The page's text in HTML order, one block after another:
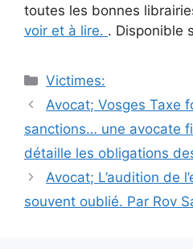
toutes les bonnes
voir et à lire. . Disponible
Catégories
Victimes:
Navigation
des
Avocat; Vosges Taxe
sanctions… une avocate
détaille les obligations
Avocat; L’audition de
souvent oublié. Par Rov